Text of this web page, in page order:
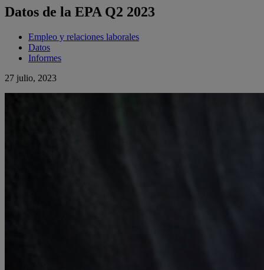
Datos de la EPA Q2 2023
Empleo y relaciones laborales
Datos
Informes
27 julio, 2023